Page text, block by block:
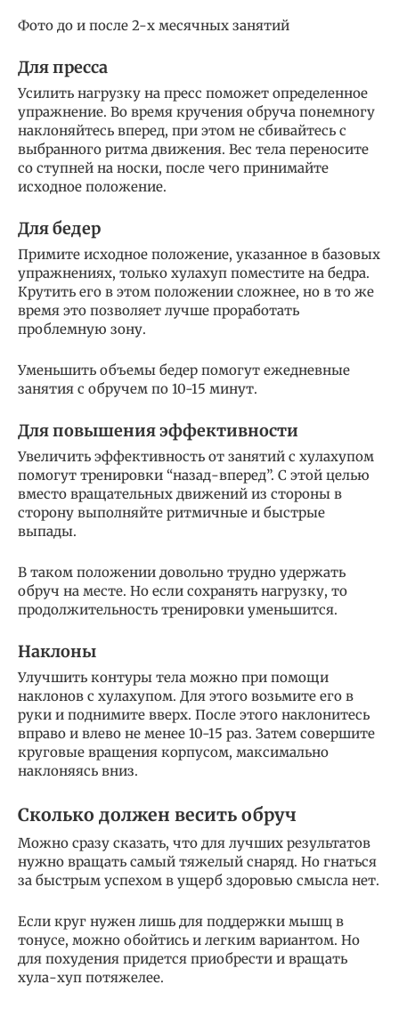
Фото до и после 2-х месячных занятий
Для пресса
Усилить нагрузку на пресс поможет определенное
упражнение. Во время кручения обруча понемногу
наклоняйтесь вперед, при этом не сбивайтесь с
выбранного ритма движения. Вес тела переносите
со ступней на носки, после чего принимайте
исходное положение.
Для бедер
Примите исходное положение, указанное в базовых
упражнениях, только хулахуп поместите на бедра.
Крутить его в этом положении сложнее, но в то же
время это позволяет лучше проработать
проблемную зону.
Уменьшить объемы бедер помогут ежедневные
занятия с обручем по 10-15 минут.
Для повышения эффективности
Увеличить эффективность от занятий с хулахупом
помогут тренировки “назад-вперед”. С этой целью
вместо вращательных движений из стороны в
сторону выполняйте ритмичные и быстрые
выпады.
В таком положении довольно трудно удержать
обруч на месте. Но если сохранять нагрузку, то
продолжительность тренировки уменьшится.
Наклоны
Улучшить контуры тела можно при помощи
наклонов с хулахупом. Для этого возьмите его в
руки и поднимите вверх. После этого наклонитесь
вправо и влево не менее 10-15 раз. Затем совершите
круговые вращения корпусом, максимально
наклоняясь вниз.
Сколько должен весить обруч
Можно сразу сказать, что для лучших результатов
нужно вращать самый тяжелый снаряд. Но гнаться
за быстрым успехом в ущерб здоровью смысла нет.
Если круг нужен лишь для поддержки мышц в
тонусе, можно обойтись и легким вариантом. Но
для похудения придется приобрести и вращать
хула-хуп потяжелее.